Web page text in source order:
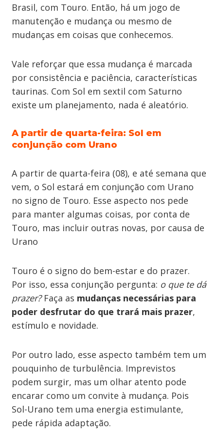
Brasil, com Touro. Então, há um jogo de
manutenção e mudança ou mesmo de
mudanças em coisas que conhecemos.
Vale reforçar que essa mudança é marcada
por consistência e paciência, características
taurinas. Com Sol em sextil com Saturno
existe um planejamento, nada é aleatório.
A partir de quarta-feira: Sol em
conjunção com Urano
A partir de quarta-feira (08), e até semana que
vem, o Sol estará em conjunção com Urano
no signo de Touro. Esse aspecto nos pede
para manter algumas coisas, por conta de
Touro, mas incluir outras novas, por causa de
Urano
Touro é o signo do bem-estar e do prazer.
Por isso, essa conjunção pergunta: o que te dá
prazer?Faça as mudanças necessárias para
poder desfrutar do que trará mais prazer,
estímulo e novidade.
Por outro lado, esse aspecto também tem um
pouquinho de turbulência. Imprevistos
podem surgir, mas um olhar atento pode
encarar como um convite à mudança. Pois
Sol-Urano tem uma energia estimulante,
pede rápida adaptação.